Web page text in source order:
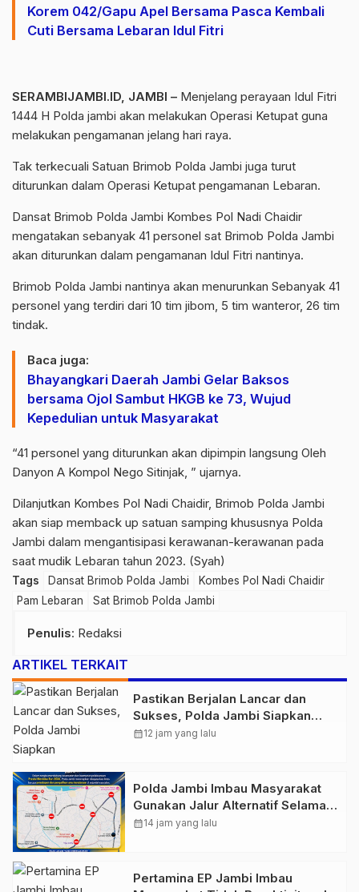
Korem 042/Gapu Apel Bersama Pasca Kembali
Cuti Bersama Lebaran Idul Fitri
SERAMBIJAMBI.ID, JAMBI – Menjelang perayaan Idul Fitri
1444 H Polda jambi akan melakukan Operasi Ketupat guna
melakukan pengamanan jelang hari raya.
Tak terkecuali Satuan Brimob Polda Jambi juga turut
diturunkan dalam Operasi Ketupat pengamanan Lebaran.
Dansat Brimob Polda Jambi Kombes Pol Nadi Chaidir
mengatakan sebanyak 41 personel sat Brimob Polda Jambi
akan diturunkan dalam pengamanan Idul Fitri nantinya.
Brimob Polda Jambi nantinya akan menurunkan Sebanyak 41
personel yang terdiri dari 10 tim jibom, 5 tim wanteror, 26 tim
tindak.
Baca juga:
Bhayangkari Daerah Jambi Gelar Baksos
bersama Ojol Sambut HKGB ke 73, Wujud
Kepedulian untuk Masyarakat
“41 personel yang diturunkan akan dipimpin langsung Oleh
Danyon A Kompol Nego Sitinjak, ” ujarnya.
Dilanjutkan Kombes Pol Nadi Chaidir, Brimob Polda Jambi
akan siap memback up satuan samping khususnya Polda
Jambi dalam mengantisipasi kerawanan-kerawanan pada
saat mudik Lebaran tahun 2023. (Syah)
Tags Dansat Brimob Polda Jambi
Kombes Pol Nadi Chaidir
Pam Lebaran
Sat Brimob Polda Jambi
Penulis: Redaksi
ARTIKEL TERKAIT
Pastikan Berjalan Lancar dan
Sukses, Polda Jambi Siapkan
Pengamanan Berlapis untuk 8.750
calendar_month12 jam yang lalu
Polda Jambi Imbau Masyarakat
Gunakan Jalur Alternatif Selama
Pelaksanaan Presisi Merdeka Run
calendar_month14 jam yang lalu
Pertamina EP Jambi Imbau